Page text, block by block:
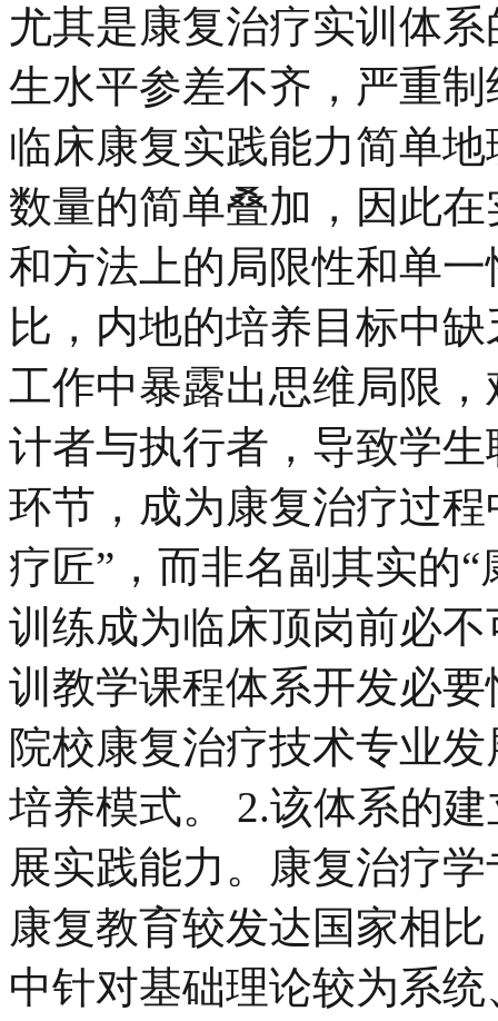
尤其是康复治疗实训体
生水平参差不齐，严重
临床康复实践能力简单
数量的简单叠加，因此
和方法上的局限性和单
比，内地的培养目标中
工作中暴露出思维局限
计者与执行者，导致学
环节，成为康复治疗过
疗匠”，而非名副其实的
训练成为临床顶岗前必
训教学课程体系开发必
院校康复治疗技术专业
培养模式。 2.该体系的
展实践能力。康复治疗
康复教育较发达国家相
中针对基础理论较为系